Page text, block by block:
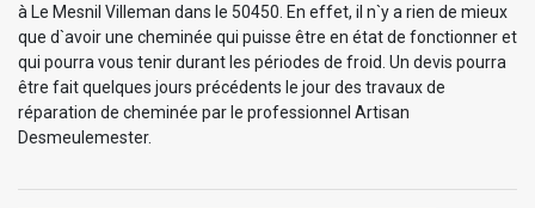
à Le Mesnil Villeman dans le 50450. En effet, il n`y a rien de mieux
que d`avoir une cheminée qui puisse être en état de fonctionner et
qui pourra vous tenir durant les périodes de froid. Un devis pourra
être fait quelques jours précédents le jour des travaux de
réparation de cheminée par le professionnel Artisan
Desmeulemester.